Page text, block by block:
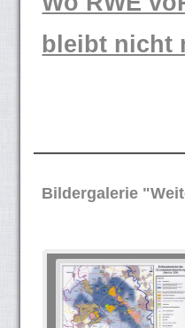
bleibt nicht
Bildergalerie